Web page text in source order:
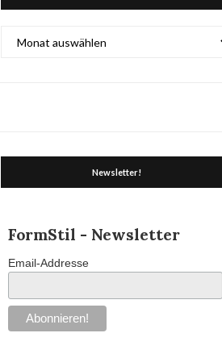
Newsletter!
FormStil - Newsletter
Email-Addresse